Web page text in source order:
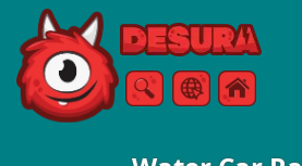
Free Online Games
Vyhledávání
Menu